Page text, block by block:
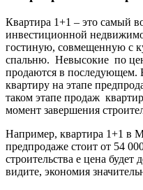
Квартира 1+1 – это самый
инвестиционной
гостиную, совмещенную с
спальню. Невысокие по
продаются в последующем.
квартиру на этапе
таком этапе продаж
момент завершения
Например, квартира 1+1 в
предпродаже стоит от 54
строительства е цена будет
видите, экономия